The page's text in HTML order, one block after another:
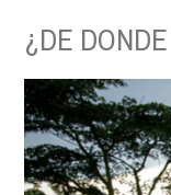
¿DE